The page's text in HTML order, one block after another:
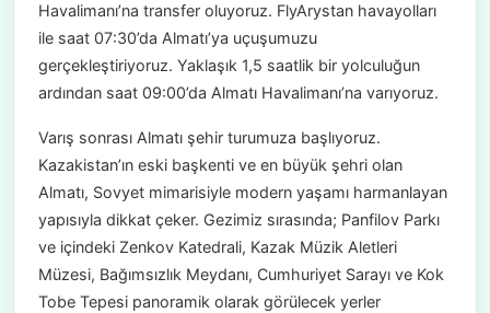
Havalimanı’na transfer oluyoruz. FlyArystan havayolları
ile saat 07:30’da Almatı’ya uçuşumuzu
gerçekleştiriyoruz. Yaklaşık 1,5 saatlik bir yolculuğun
ardından saat 09:00’da Almatı Havalimanı’na varıyoruz.
Varış sonrası Almatı şehir turumuza başlıyoruz.
Kazakistan’ın eski başkenti ve en büyük şehri olan
Almatı, Sovyet mimarisiyle modern yaşamı harmanlayan
yapısıyla dikkat çeker. Gezimiz sırasında; Panfilov Parkı
ve içindeki Zenkov Katedrali, Kazak Müzik Aletleri
Müzesi, Bağımsızlık Meydanı, Cumhuriyet Sarayı ve Kok
Tobe Tepesi panoramik olarak görülecek yerler